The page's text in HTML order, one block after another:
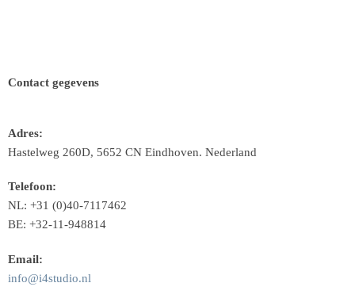
Contact gegevens
Adres:
Hastelweg 260D, 5652 CN Eindhoven. Nederland
Telefoon:
NL: +31 (0)40-7117462
BE: +32-11-948814
Email:
info@i4studio.nl